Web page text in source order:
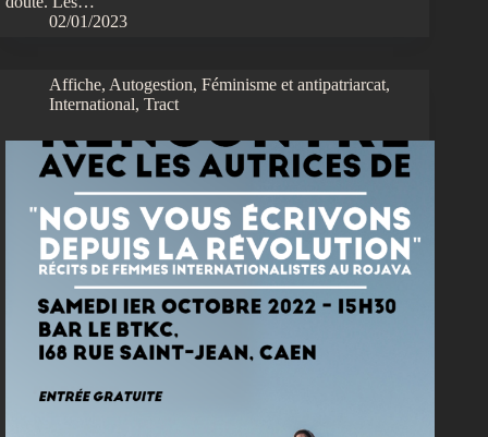
02/01/2023
Affiche, Autogestion, Féminisme et antipatriarcat,
International, Tract